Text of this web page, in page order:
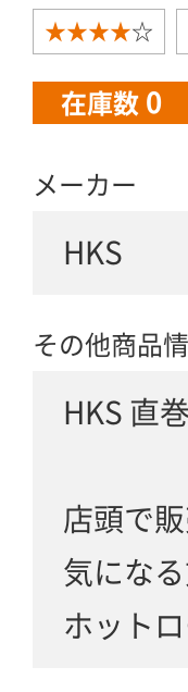
★★★★☆
在庫数 0
メーカー
HKS
その他商品
HKS 直
店頭で
気にな
ホット